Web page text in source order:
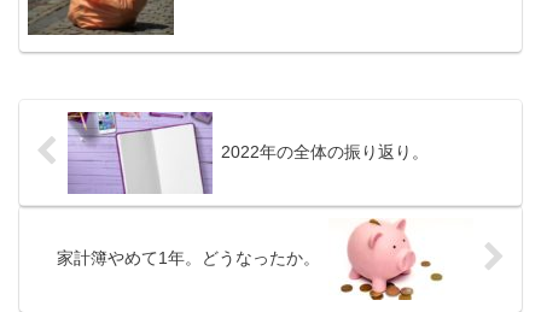
2022年の全体の振り返り。
家計簿やめて1年。どうなったか。